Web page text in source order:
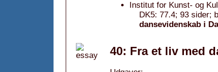
Institut for Kunst- og
DK5: 77.4; 93 sider;
dansevidenskab i
40: Fra et liv med